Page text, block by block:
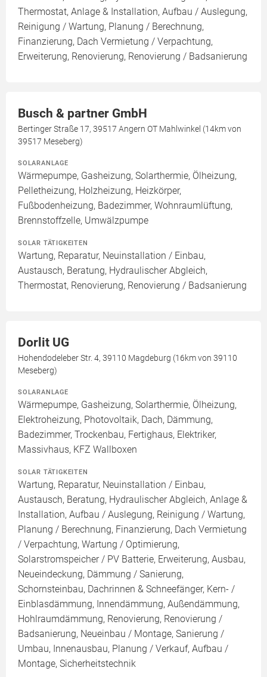
Thermostat, Anlage & Installation, Aufbau / Auslegung,
Reinigung / Wartung, Planung / Berechnung,
Finanzierung, Dach Vermietung / Verpachtung,
Erweiterung, Renovierung, Renovierung / Badsanierung
Busch & partner GmbH
Bertinger Straße 17, 39517 Angern OT Mahlwinkel (14km von
39517 Meseberg)
SOLARANLAGE
Wärmepumpe, Gasheizung, Solarthermie, Ölheizung,
Pelletheizung, Holzheizung, Heizkörper,
Fußbodenheizung, Badezimmer, Wohnraumlüftung,
Brennstoffzelle, Umwälzpumpe
SOLAR TÄTIGKEITEN
Wartung, Reparatur, Neuinstallation / Einbau,
Austausch, Beratung, Hydraulischer Abgleich,
Thermostat, Renovierung, Renovierung / Badsanierung
Dorlit UG
Hohendodeleber Str. 4, 39110 Magdeburg (16km von 39110
Meseberg)
SOLARANLAGE
Wärmepumpe, Gasheizung, Solarthermie, Ölheizung,
Elektroheizung, Photovoltaik, Dach, Dämmung,
Badezimmer, Trockenbau, Fertighaus, Elektriker,
Massivhaus, KFZ Wallboxen
SOLAR TÄTIGKEITEN
Wartung, Reparatur, Neuinstallation / Einbau,
Austausch, Beratung, Hydraulischer Abgleich, Anlage &
Installation, Aufbau / Auslegung, Reinigung / Wartung,
Planung / Berechnung, Finanzierung, Dach Vermietung
/ Verpachtung, Wartung / Optimierung,
Solarstromspeicher / PV Batterie, Erweiterung, Ausbau,
Neueindeckung, Dämmung / Sanierung,
Schornsteinbau, Dachrinnen & Schneefänger, Kern- /
Einblasdämmung, Innendämmung, Außendämmung,
Hohlraumdämmung, Renovierung, Renovierung /
Badsanierung, Neueinbau / Montage, Sanierung /
Umbau, Innenausbau, Planung / Verkauf, Aufbau /
Montage, Sicherheitstechnik